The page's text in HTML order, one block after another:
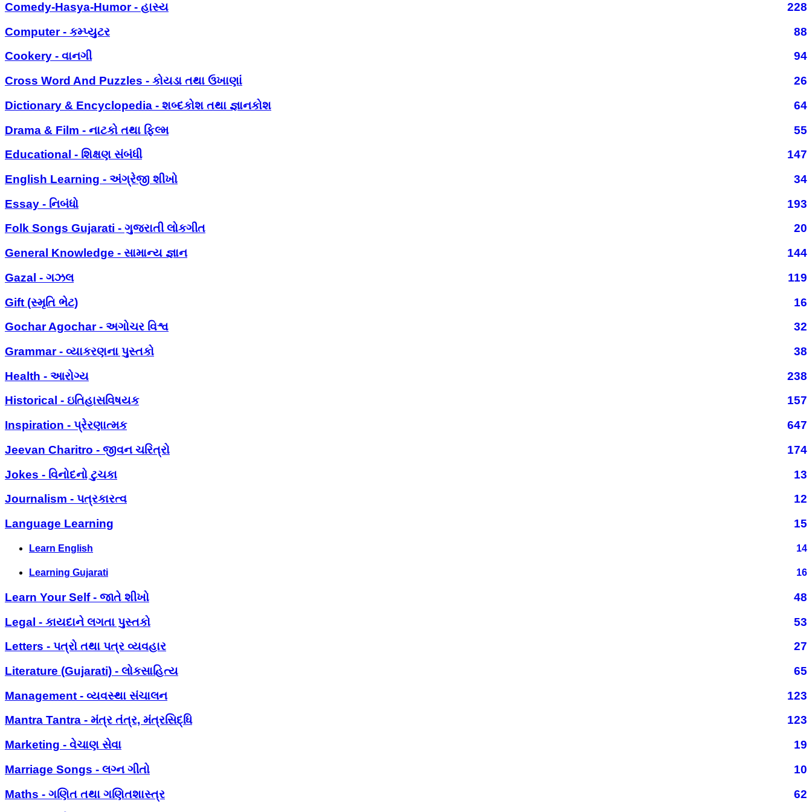
Comedy-Hasya-Humor - હાસ્ય
228
Computer - કમ્પ્યુટર
88
Cookery - વાનગી
94
Cross Word And Puzzles - કોયડા તથા ઉખાણાં
26
Dictionary & Encyclopedia - શબ્દકોશ તથા જ્ઞાનકોશ
64
Drama & Film - નાટકો તથા ફિલ્મ
55
Educational - શિક્ષણ સંબંધી
147
English Learning - અંગ્રેજી શીખો
34
Essay - નિબંધો
193
Folk Songs Gujarati - ગુજરાતી લોકગીત
20
General Knowledge - સામાન્ય જ્ઞાન
144
Gazal - ગઝલ
119
Gift (સ્મૃતિ ભેટ)
16
Gochar Agochar - અગોચર વિશ્વ
32
Grammar - વ્યાકરણના પુસ્તકો
38
Health - આરોગ્ય
238
Historical - ઇતિહાસવિષયક
157
Inspiration - પ્રેરણાત્મક
647
Jeevan Charitro - જીવન ચરિત્રો
174
Jokes - વિનોદનો ટુચકા
13
Journalism - પત્રકારત્વ
12
Language Learning
15
Learn English 14
Learning Gujarati 16
Learn Your Self - જાતે શીખો
48
Legal - કાયદાને લગતા પુસ્તકો
53
Letters - પત્રો તથા પત્ર વ્યવહાર
27
Literature (Gujarati) - લોકસાહિત્ય
65
Management - વ્યવસ્થા સંચાલન
123
Mantra Tantra - મંત્ર તંત્ર, મંત્રસિદ્ધિ
123
Marketing - વેચાણ સેવા
19
Marriage Songs - લગ્ન ગીતો
10
Maths - ગણિત તથા ગણિતશાસ્ત્ર
62